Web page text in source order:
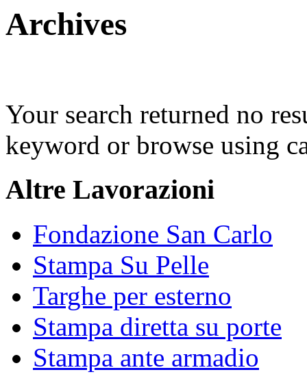
Archives
Your search returned no
keyword or browse using
Altre Lavorazioni
Fondazione San Carlo
Stampa Su Pelle
Targhe per esterno
Stampa diretta su porte
Stampa ante armadio